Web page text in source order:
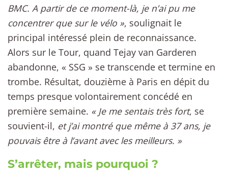
BMC. A partir de ce moment-là, je n’ai pu me
concentrer que sur le vélo », soulignait le
principal intéressé plein de reconnaissance.
Alors sur le Tour, quand Tejay van Garderen
abandonne, « SSG » se transcende et termine en
trombe. Résultat, douzième à Paris en dépit du
temps presque volontairement concédé en
première semaine. « Je me sentais très fort, se
souvient-il, et j’ai montré que même à 37 ans, je
pouvais être à l’avant avec les meilleurs. »
S’arrêter, mais pourquoi ?